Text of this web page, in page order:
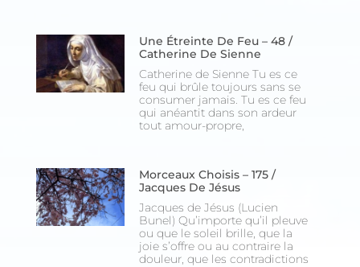
Une Étreinte De Feu – 48 /
Catherine De Sienne
Catherine de Sienne Tu es ce
feu qui brûle toujours sans se
consumer jamais. Tu es ce feu
qui anéantit dans son ardeur
tout amour-propre,
Morceaux Choisis – 175 /
Jacques De Jésus
Jacques de Jésus (Lucien
Bunel) Qu’importe qu’il pleuve
ou que le soleil brille, que la
joie s’offre ou au contraire la
douleur, que les contradictions